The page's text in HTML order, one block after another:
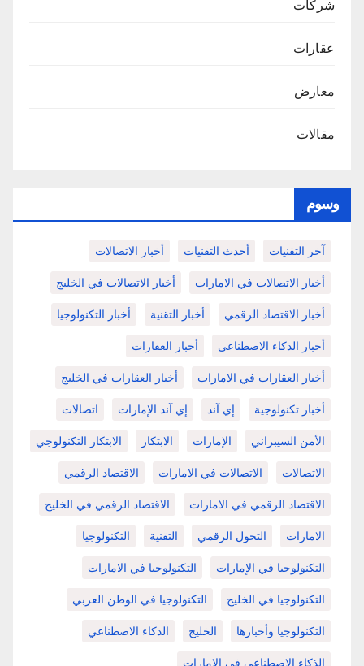
شركات
عقارات
معارض
مقالات
وسوم
آخر التقنيات أحدث التقنيات أخبار الاتصالات
أخبار الاتصالات في الامارات أخبار الاتصالات في الخليج
أخبار الاقتصاد الرقمي أخبار التقنية أخبار التكنولوجيا
أخبار الذكاء الاصطناعي أخبار العقارات
أخبار العقارات في الامارات أخبار العقارات في الخليج
أخبار تكنولوجية إي آند إي آند الإمارات اتصالات
الأمن السيبراني الإمارات الابتكار الابتكار التكنولوجي
الاتصالات الاتصالات في الامارات الاقتصاد الرقمي
الاقتصاد الرقمي في الامارات الاقتصاد الرقمي في الخليج
الامارات التحول الرقمي التقنية التكنولوجيا
التكنولوجيا في الإمارات التكنولوجيا في الامارات
التكنولوجيا في الخليج التكنولوجيا في الوطن العربي
التكنولوجيا وأخبارها الخليج الذكاء الاصطناعي
الذكاء الاصطناعي في الامارات